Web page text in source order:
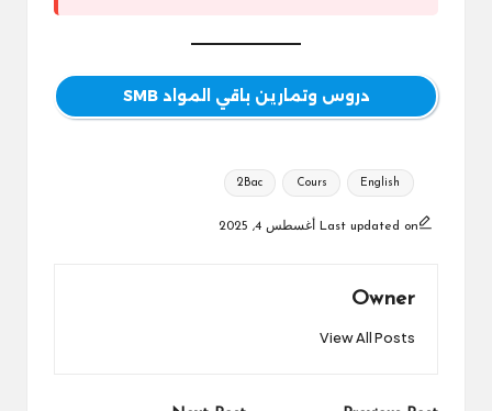
دروس وتمارين باقي المواد SMB
Tags:
2Bac Cours English
Last updated on أغسطس 4, 2025
Owner
View All Posts